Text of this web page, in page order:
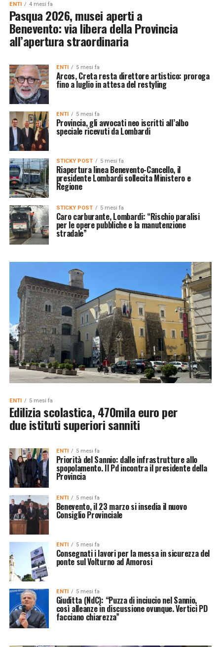
ENTI 4 mesi fa
Pasqua 2026, musei aperti a
Benevento: via libera della Provincia
all’apertura straordinaria
ENTI 5 mesi fa
Arcos, Creta resta direttore artistico: proroga
fino a luglio in attesa del restyling
ENTI 5 mesi fa
Provincia, gli avvocati neo iscritti all’albo
speciale ricevuti da Lombardi
STICKY POST 5 mesi fa
Riapertura linea Benevento-Cancello, il
presidente Lombardi sollecita Ministero e
Regione
STICKY POST 5 mesi fa
Caro carburante, Lombardi: “Rischio paralisi
per le opere pubbliche e la manutenzione
stradale”
ENTI 5 mesi fa
Edilizia scolastica, 470mila euro per
due istituti superiori sanniti
ENTI 5 mesi fa
Priorità del Sannio: dalle infrastrutture allo
spopolamento. Il Pd incontra il presidente della
Provincia
ENTI 5 mesi fa
Benevento, il 23 marzo si insedia il nuovo
Consiglio Provinciale
ENTI 5 mesi fa
Consegnati i lavori per la messa in sicurezza del
ponte sul Volturno ad Amorosi
ENTI 5 mesi fa
Giuditta (NdC): “Puzza di inciucio nel Sannio,
così alleanze in discussione ovunque. Vertici PD
facciano chiarezza”